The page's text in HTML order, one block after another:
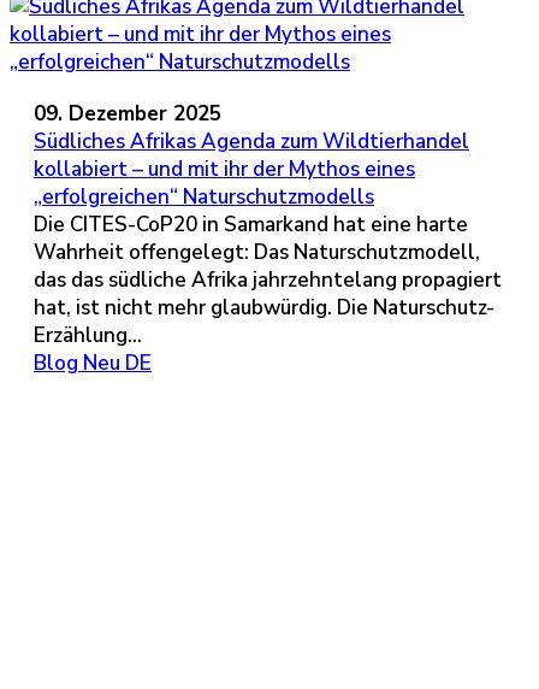
09. Dezember 2025
Südliches Afrikas Agenda zum Wildtierhandel
kollabiert – und mit ihr der Mythos eines
„erfolgreichen“ Naturschutzmodells
Die CITES-CoP20 in Samarkand hat eine harte
Wahrheit offengelegt: Das Naturschutzmodell,
das das südliche Afrika jahrzehntelang propagiert
hat, ist nicht mehr glaubwürdig. Die Naturschutz-
Erzählung...
Blog Neu DE